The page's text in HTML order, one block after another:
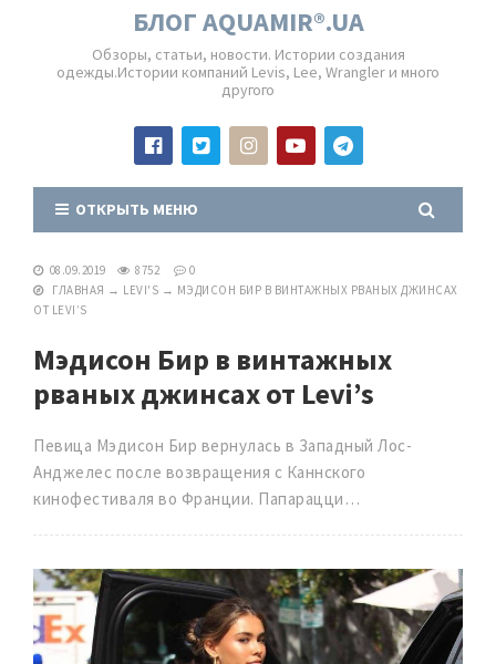
БЛОГ AQUAMIR®.UA
Обзоры, статьи, новости. Истории создания
одежды.Истории компаний Levis, Lee, Wrangler и много
другого
ОТКРЫТЬ МЕНЮ
08.09.2019 8752
0
ГЛАВНАЯ → LEVI'S → МЭДИСОН БИР В ВИНТАЖНЫХ РВАНЫХ ДЖИНСАХ
ОТ LEVI’S
Мэдисон Бир в винтажных
рваных джинсах от Levi’s
Певица Мэдисон Бир вернулась в Западный Лос-
Анджелес после возвращения с Каннского
кинофестиваля во Франции. Папарацци…